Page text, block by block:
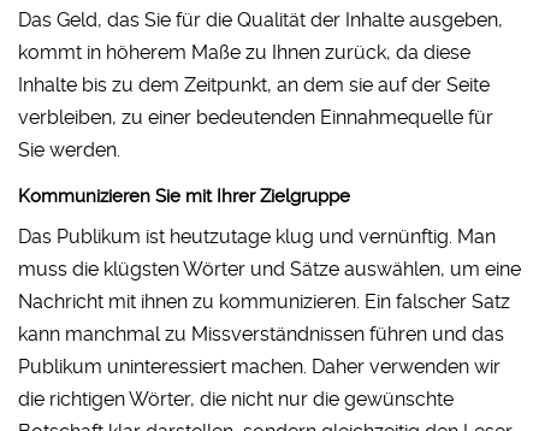
Das Geld, das Sie für die Qualität der Inhalte ausgeben,
kommt in höherem Maße zu Ihnen zurück, da diese
Inhalte bis zu dem Zeitpunkt, an dem sie auf der Seite
verbleiben, zu einer bedeutenden Einnahmequelle für
Sie werden.
Kommunizieren Sie mit Ihrer Zielgruppe
Das Publikum ist heutzutage klug und vernünftig. Man
muss die klügsten Wörter und Sätze auswählen, um eine
Nachricht mit ihnen zu kommunizieren. Ein falscher Satz
kann manchmal zu Missverständnissen führen und das
Publikum uninteressiert machen. Daher verwenden wir
die richtigen Wörter, die nicht nur die gewünschte